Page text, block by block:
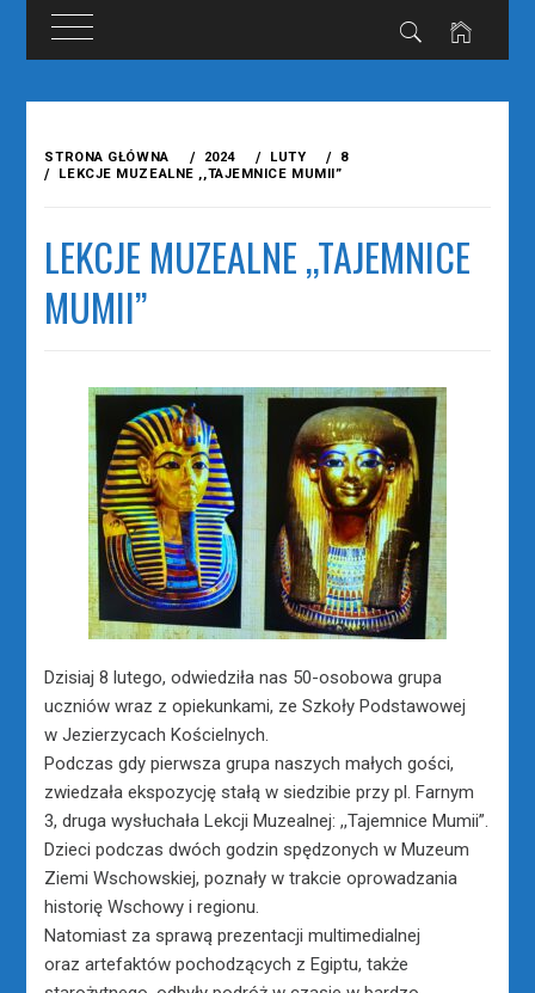
treści
STRONA GŁÓWNA 2024 LUTY
8
LEKCJE MUZEALNE ,,TAJEMNICE MUMII”
LEKCJE MUZEALNE ,,TAJEMNICE
MUMII”
Dzisiaj 8 lutego, odwiedziła nas 50-osobowa grupa
uczniów wraz z opiekunkami, ze Szkoły Podstawowej
w Jezierzycach Kościelnych.
Podczas gdy pierwsza grupa naszych małych gości,
zwiedzała ekspozycję stałą w siedzibie przy pl. Farnym
3, druga wysłuchała Lekcji Muzealnej: ,,Tajemnice Mumii”.
Dzieci podczas dwóch godzin spędzonych w Muzeum
Ziemi Wschowskiej, poznały w trakcie oprowadzania
historię Wschowy i regionu.
Natomiast za sprawą prezentacji multimedialnej
oraz artefaktów pochodzących z Egiptu, także